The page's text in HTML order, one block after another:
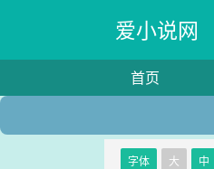
爱小说网
首页
字体 大 中